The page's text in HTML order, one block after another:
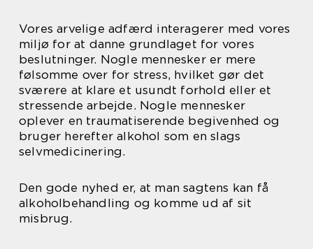
Vores arvelige adfærd interagerer med vores
miljø for at danne grundlaget for vores
beslutninger. Nogle mennesker er mere
følsomme over for stress, hvilket gør det
sværere at klare et usundt forhold eller et
stressende arbejde. Nogle mennesker
oplever en traumatiserende begivenhed og
bruger herefter alkohol som en slags
selvmedicinering.
Den gode nyhed er, at man sagtens kan få
alkoholbehandling og komme ud af sit
misbrug.